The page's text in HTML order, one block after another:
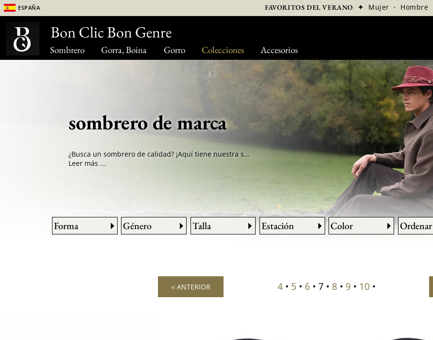
Sombrero Gorra, Boina Gorro Colecciones Accesorios
España FAVORITOS DEL VERANO ✦ Mujer · Hombre
sombrero de marca
¿Busca un sombrero de calidad? ¡Aquí tiene nuestra selección de sombreros de marca, hechos con los mejores diseñadores de su generación! Descubre la marca Bailey de Hollywood, una marca única en el mercado de la elegancia y del lujo...tal como Goorin Brothers que te seducirá con su estilo artístico...
Leer más ...
Forma Género Talla Estación Color Ordenar
‹‹ ANTERIOR 4• 5 • 6 • 7 • 8 • 9 • 10 •
Bon Clic Bon Genre